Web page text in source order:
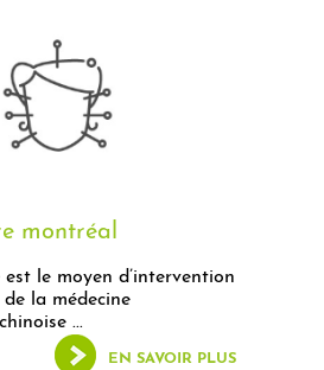
montréal
est le moyen d’intervention
la médecine
...
EN SAVOIR PLUS